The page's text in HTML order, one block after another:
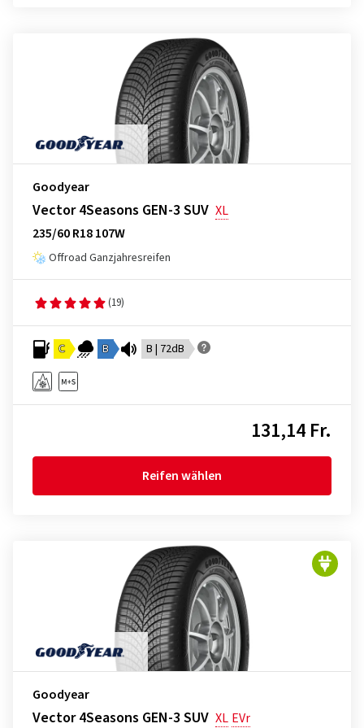
Goodyear
Vector 4Seasons GEN-3 SUV XL
235/60 R18 107W
Offroad Ganzjahresreifen
(19)
C B B | 72dB
131,14 Fr.
Reifen wählen
Goodyear
Vector 4Seasons GEN-3 SUV XL EVr